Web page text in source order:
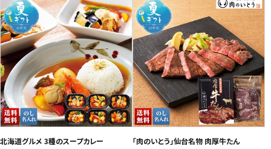
スイーツ
お菓子
飲料
酒類
日用品
新着順
発売日順
価格が安い
価格が高い
お気に入り登録数
北海道グルメ 3種のスープカレー
「肉のいとう」仙台名物 肉厚牛たん